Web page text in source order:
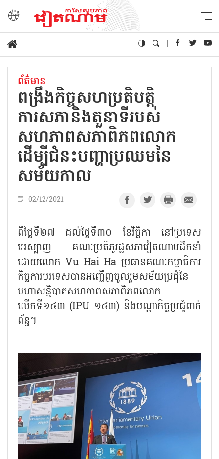
ព័ត៌មាន
ពង្រឹងកិច្ចសហប្រតិបត្តិ
ការសភានិងតួនាទីរបស់
សហភាពសភាពិភពលោក
ដើម្បីជំនះបញ្ហាប្រឈមនៃ
សម័យកាល
02/12/2021
ពីថ្ងៃទី២៧ ដល់ថ្ងៃទី៣០ ខែវិច្ឆិកា នៅប្រទេស
អេស្បាញ គណៈប្រតិភូរដ្ឋសភាវៀតណាមដឹកនាំ
ដោយលោក Vu Hai Ha ប្រធានគណៈកម្មាធិការ
កិច្ចការបរទេសបានអញ្ជើញចូលរួមសម័យប្រជុំនៃ
មហាសន្និបាតសហភាពសភាពិភពលោក
លើកទី១៤៣ (IPU ១៤៣) និងបណ្តាកិច្ចប្រជូំពាក់
ព័ន្ធ។